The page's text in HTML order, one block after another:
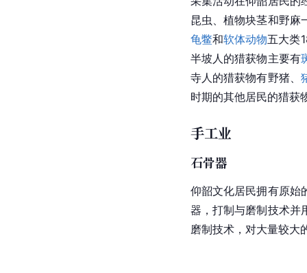
昆虫、植物块茎和野麻
龟鳖和软体动物五大类
半坡 人的猎获物主要有
寺人的猎获物有野猪、
时期的其他居民的猎获
手工业
石骨器
仰韶文化居民拥有原始
器，打制与磨制技术并
磨制技术，对大量较大